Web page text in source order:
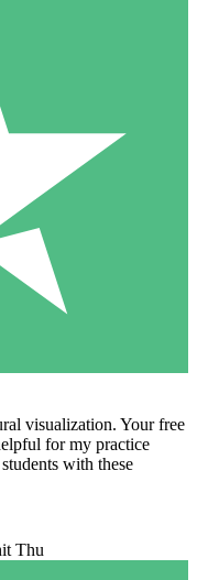
visualization. Your free
for my practice
with these
Thu